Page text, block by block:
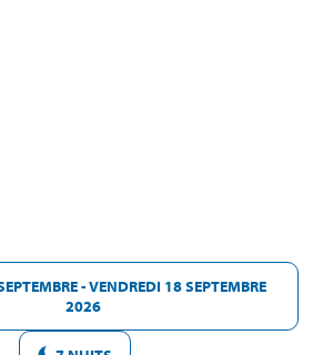
- VENDREDI 18 SEPTEMBRE
2026